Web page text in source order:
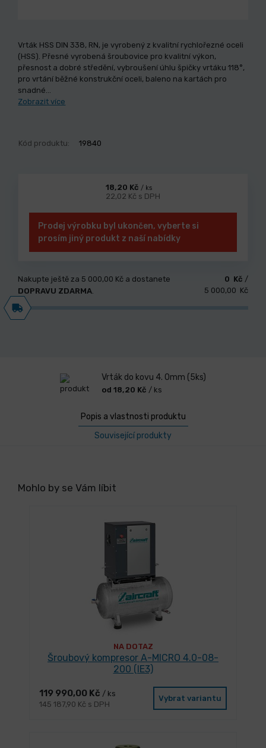
Vrták HSS DIN 338, RN, je vyrobený z kvalitní rychlořezné oceli
(HSS). Přesné vyrobená šroubovice pro kvalitní výkon,
přesnost a dobré středění, vybroušení úhlu špičky vrtáku 118°,
pro vrtání běžné konstrukční oceli, baleno na kartách pro
snadné…
Zobrazit více
Kód produktu: 19840
18,20 Kč / ks
22,02 Kč s DPH
Prodej výrobku byl ukončen, vyberte si
prosím jiný produkt z naší nabídky
Nakupte ještě za 5 000,00 Kč a dostanete
DOPRAVU ZDARMA.
0 Kč /
5 000,00 Kč
Vrták do kovu 4. 0mm (5ks)
od 18,20 Kč / ks
Popis a vlastnosti produktu
Související produkty
Mohlo by se Vám líbit
NA DOTAZ
Šroubový kompresor A-MICRO 4.0-08-
200 (IE3)
119 990,00 Kč / ks
145 187,90 Kč s DPH
Vybrat variantu